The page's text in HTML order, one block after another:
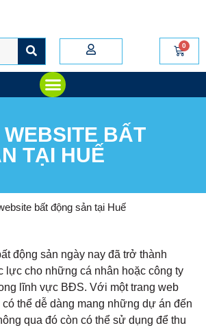
BẤT
TẠI HUẾ
bất động sản tại Huế
động sản ngày nay đã trở thành
lực cho những cá nhân hoặc công ty
lĩnh vực BĐS. Với một trang web
có thể dễ dàng mang những dự án đến
qua đó còn có thể sử dụng để thu